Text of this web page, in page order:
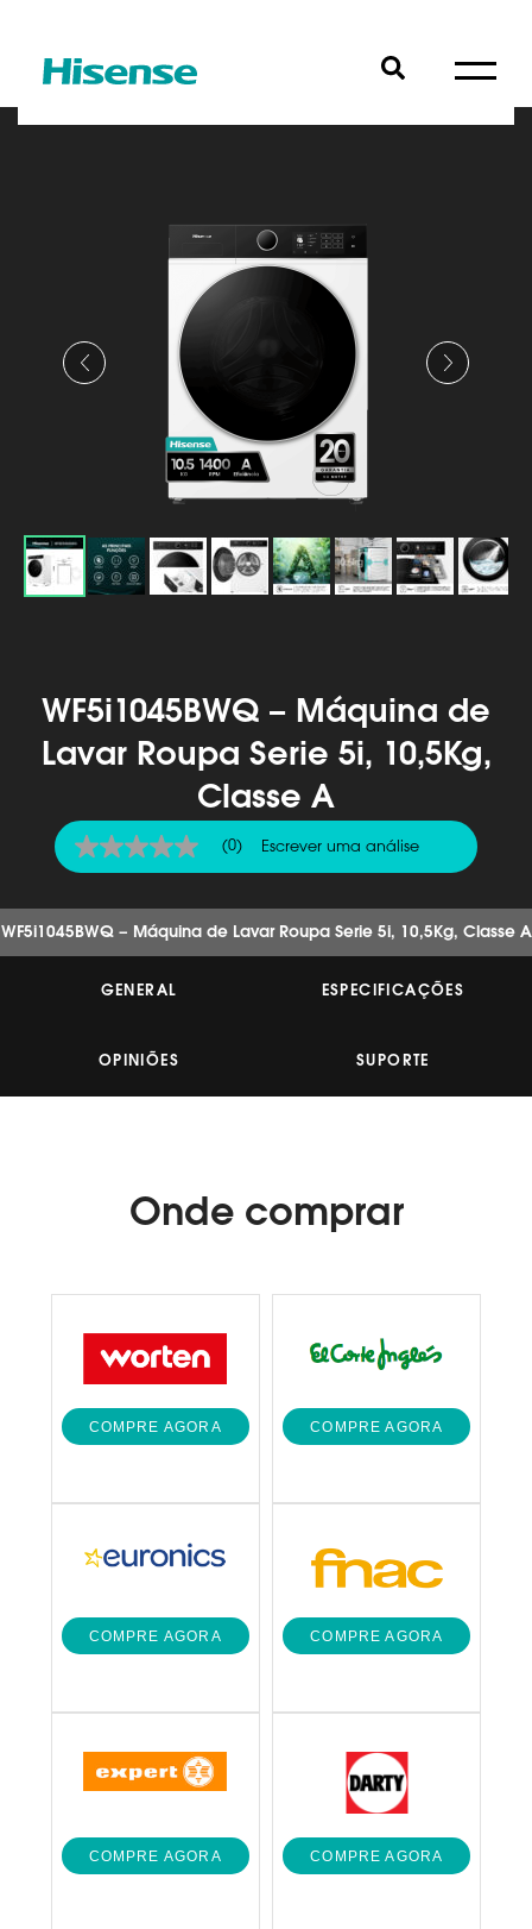
WF5i1045BWQ – Máquina de
Lavar Roupa Serie 5i, 10,5Kg,
Classe A
Sem
valor
classificação
Link
mesma
(0) Escrever uma análise
WF5i1045BWQ – Máquina de Lavar Roupa Serie 5i, 10,5Kg, Classe A
GENERAL ESPECIFICAÇÕES
OPINIÕES SUPORTE
Onde comprar
COMPRE AGORA COMPRE AGORA
COMPRE AGORA COMPRE AGORA
COMPRE AGORA COMPRE AGORA